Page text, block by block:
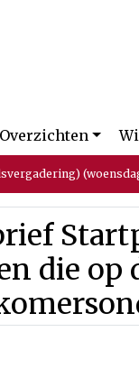
Overzichten
(woensdag 7
die op